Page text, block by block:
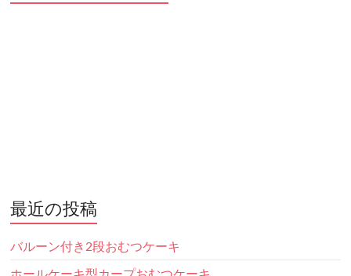
最近の投稿
バルーン付き2段おむつケーキ
ホールケーキ型カープおむつケーキ